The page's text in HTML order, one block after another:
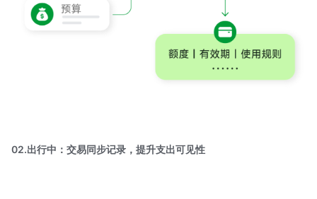
02.出行中：交易同步记录，提升支出可见性